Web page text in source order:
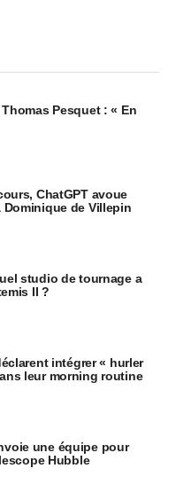
Pesquet : « En
ChatGPT avoue
Dominique de Villepin
studio de tournage a
II ?
intégrer « hurler
leur morning routine
une équipe pour
Hubble